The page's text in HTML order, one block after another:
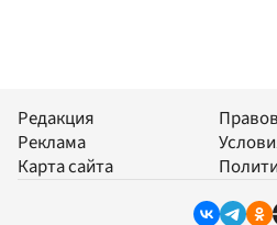
Редакция
Реклама
Карта сайта